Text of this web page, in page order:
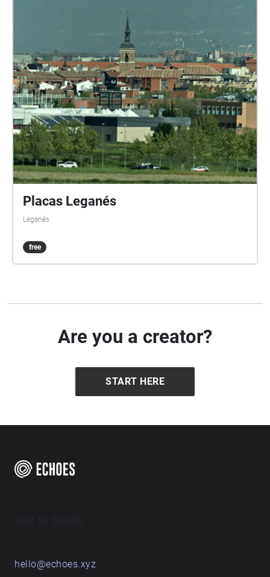
Placas Leganés
Leganés
free
Are you a creator?
START HERE
hello@echoes.xyz